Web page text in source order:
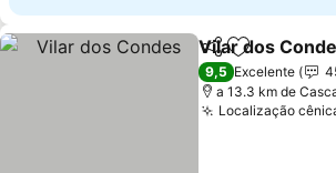
PartilharAdicionar
Vilar dos
9,5 Excelente
a 13.3 km de
Localização